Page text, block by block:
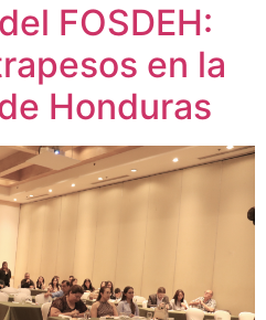
FOSDEH:
en la
Honduras